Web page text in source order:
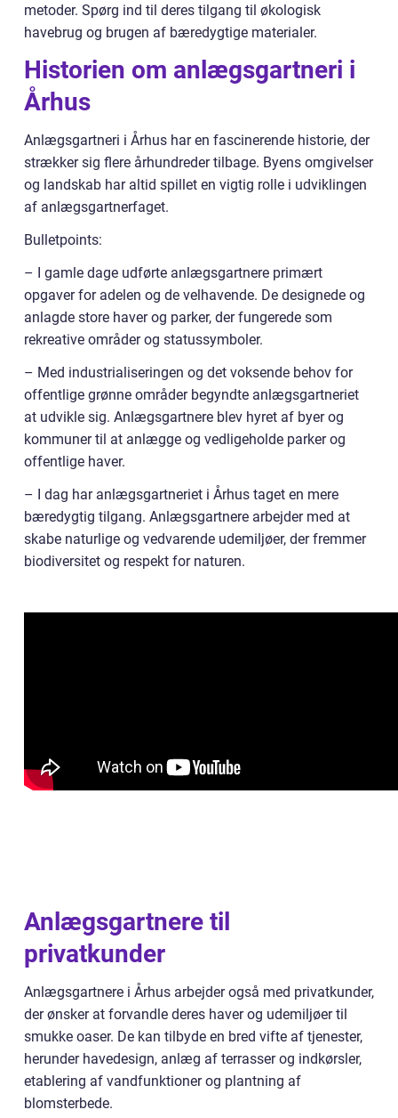
metoder. Spørg ind til deres tilgang til økologisk
havebrug og brugen af bæredygtige materialer.
Historien om anlægsgartneri i
Århus
Anlægsgartneri i Århus har en fascinerende historie, der
strækker sig flere århundreder tilbage. Byens omgivelser
og landskab har altid spillet en vigtig rolle i udviklingen
af anlægsgartnerfaget.
Bulletpoints:
– I gamle dage udførte anlægsgartnere primært
opgaver for adelen og de velhavende. De designede og
anlagde store haver og parker, der fungerede som
rekreative områder og statussymboler.
– Med industrialiseringen og det voksende behov for
offentlige grønne områder begyndte anlægsgartneriet
at udvikle sig. Anlægsgartnere blev hyret af byer og
kommuner til at anlægge og vedligeholde parker og
offentlige haver.
– I dag har anlægsgartneriet i Århus taget en mere
bæredygtig tilgang. Anlægsgartnere arbejder med at
skabe naturlige og vedvarende udemiljøer, der fremmer
biodiversitet og respekt for naturen.
Anlægsgartnere til
privatkunder
Anlægsgartnere i Århus arbejder også med privatkunder,
der ønsker at forvandle deres haver og udemiljøer til
smukke oaser. De kan tilbyde en bred vifte af tjenester,
herunder havedesign, anlæg af terrasser og indkørsler,
etablering af vandfunktioner og plantning af
blomsterbede.